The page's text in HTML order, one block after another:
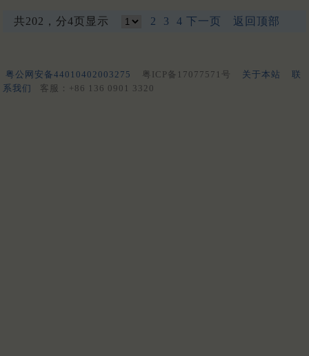
共202，分4页显示 2 3 4 下一页 返回顶部
粤公网安备44010402003275 粤ICP备17077571号 关于本站
联
系我们
客服：+86 136 0901 3320